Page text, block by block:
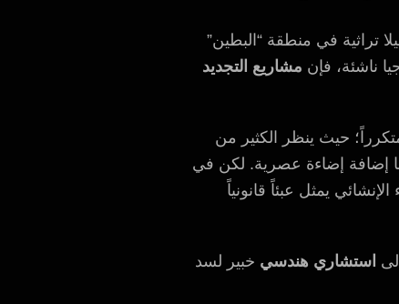
تراثية في منطقة “البطين”
ناشئة، فإن مشاريع التجديد
حيث ينظر الكثير من
إضافة إضاءة عصرية. لكن في
يمثل عبئاً قانونياً
استشاري هندسي خبير لسد